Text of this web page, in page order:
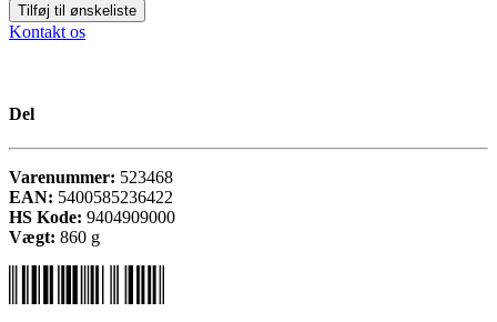
Tilføj til ønskeliste
Kontakt os
Del
Varenummer: 523468
EAN: 5400585236422
HS Kode: 9404909000
Vægt: 860 g